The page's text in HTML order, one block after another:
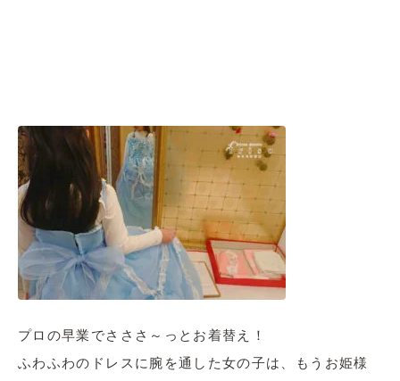
プロの早業でさささ～っとお着替え！
ふわふわのドレスに腕を通した女の子は、もうお姫様